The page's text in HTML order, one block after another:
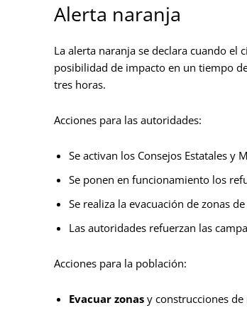
Alerta naranja
La alerta naranja se declara cuando
posibilidad de impacto en un tiempo
tres horas.
Acciones para las autoridades:
Se activan los Consejos Estatales y
Se ponen en funcionamiento los
Se realiza la evacuación de zonas
Las autoridades refuerzan las
Acciones para la población:
Evacuar zonas y construcciones de